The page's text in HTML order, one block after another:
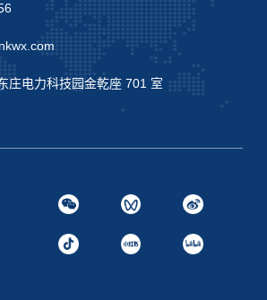
庄电力科技园金乾座 701 室